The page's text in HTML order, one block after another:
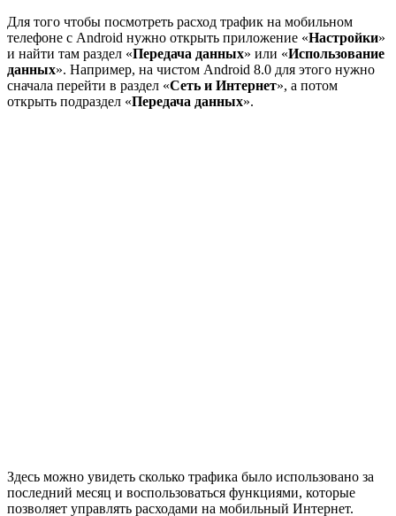
Для того чтобы посмотреть расход трафик на мобильном
телефоне с Android нужно открыть приложение «Настройки»
и найти там раздел «Передача данных» или «Использование
данных». Например, на чистом Android 8.0 для этого нужно
сначала перейти в раздел «Сеть и Интернет», а потом
открыть подраздел «Передача данных».
Здесь можно увидеть сколько трафика было использовано за
последний месяц и воспользоваться функциями, которые
позволяет управлять расходами на мобильный Интернет.